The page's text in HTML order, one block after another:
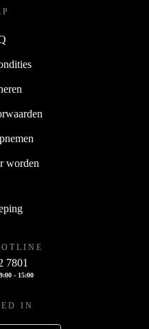
worden
7801
9:00 - 15:00
IN